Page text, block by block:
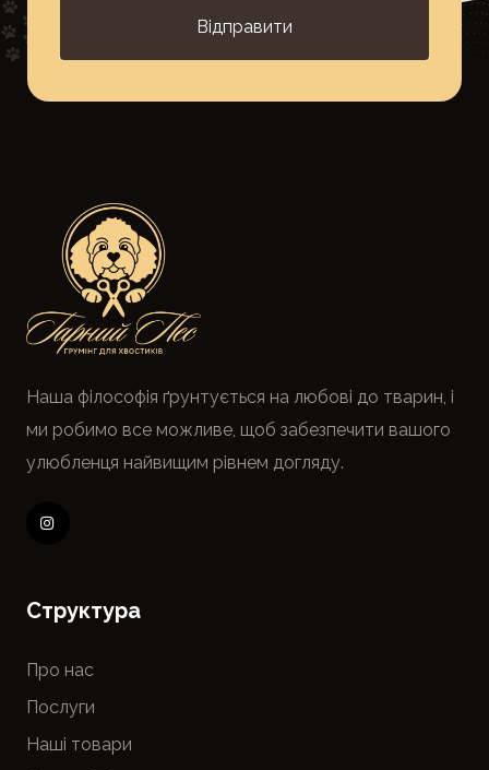
Відправити
Наша філософія ґрунтується на любові до тварин, і
ми робимо все можливе, щоб забезпечити вашого
улюбленця найвищим рівнем догляду.
Cтруктура
Про нас
Послуги
Наші товари